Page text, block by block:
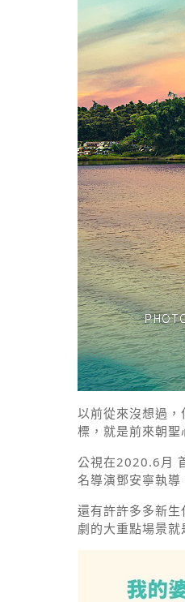
以前從來沒想過
標，就是前來朝
公視在2020.6月
名導演鄧安寧執
還有許許多多新
劇的大重點場景